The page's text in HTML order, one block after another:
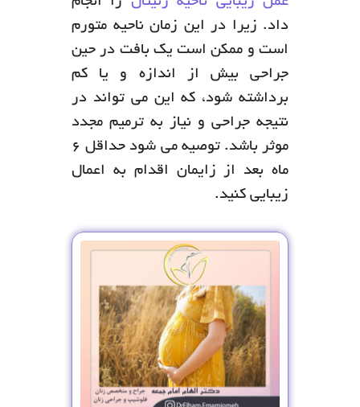
داد. زیرا در این زمان ناحیه متورم
است و ممکن است یک بافت در حین
جراحی بیش از اندازه و یا کم
برداشته شود، که این می تواند در
نتیجه جراحی و نیاز به ترمیم مجدد
موثر باشد. توصیه می شود حداقل 6
ماه بعد از زایمان اقدام به اعمال
زیبایی کنید.